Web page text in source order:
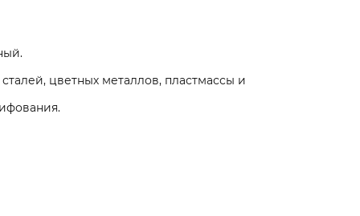
цветных металлов, пластмассы и